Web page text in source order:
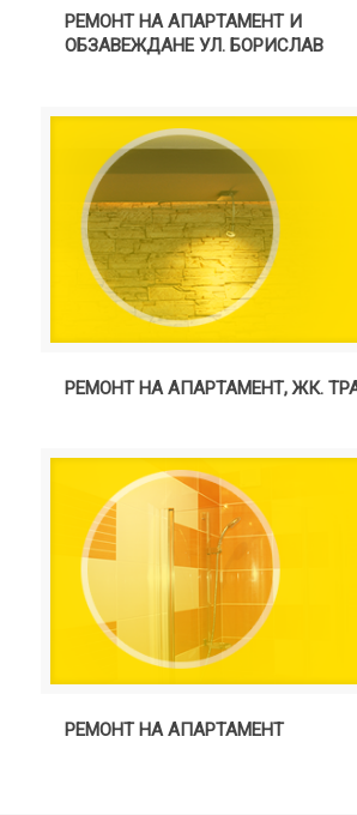
БОРИСЛАВ
РЕМОНТ НА АПАРТАМЕНТ И
ОБЗАВЕЖДАНЕ УЛ. БОРИСЛАВ
РЕМОНТ НА АПАРТАМЕНТ, ЖК.
РЕМОНТ НА АПАРТАМЕНТ